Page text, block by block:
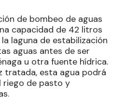
de bombeo de aguas
capacidad de 42 litros
laguna de estabilización
aguas antes de ser
u otra fuente hídrica.
tratada, esta agua podrá
riego de pasto y